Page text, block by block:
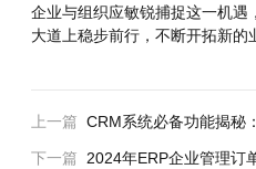
企业与组织应敏锐捕捉这一机遇
大道上稳步前行，不断开拓新的
上一篇 CRM系统必备功能揭秘
下一篇 2024年ERP企业管理订